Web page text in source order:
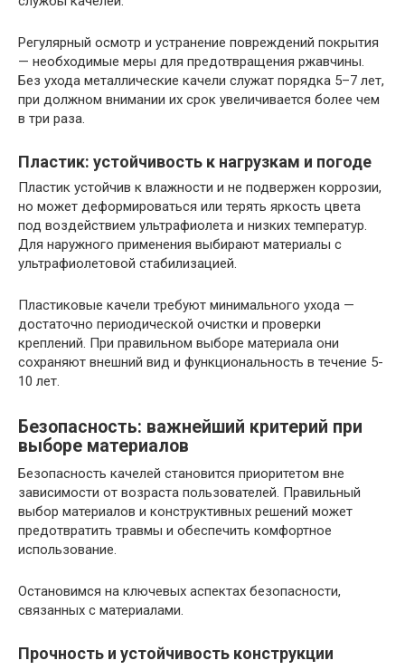
Регулярный осмотр и устранение повреждений покрытия
— необходимые меры для предотвращения ржавчины.
Без ухода металлические качели служат порядка 5–7 лет,
при должном внимании их срок увеличивается более чем
в три раза.
Пластик: устойчивость к нагрузкам и погоде
Пластик устойчив к влажности и не подвержен коррозии,
но может деформироваться или терять яркость цвета
под воздействием ультрафиолета и низких температур.
Для наружного применения выбирают материалы с
ультрафиолетовой стабилизацией.
Пластиковые качели требуют минимального ухода —
достаточно периодической очистки и проверки
креплений. При правильном выборе материала они
сохраняют внешний вид и функциональность в течение 5-
10 лет.
Безопасность: важнейший критерий при
выборе материалов
Безопасность качелей становится приоритетом вне
зависимости от возраста пользователей. Правильный
выбор материалов и конструктивных решений может
предотвратить травмы и обеспечить комфортное
использование.
Остановимся на ключевых аспектах безопасности,
связанных с материалами.
Прочность и устойчивость конструкции